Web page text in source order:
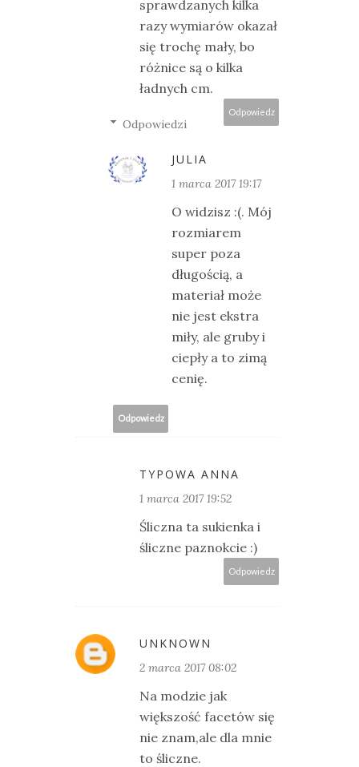
sprawdzanych kilka
razy wymiarów okazał
się trochę mały, bo
różnice są o kilka
ładnych cm.
Odpowiedz
Odpowiedzi
JULIA
1 marca 2017 19:17
O widzisz :(. Mój
rozmiarem
super poza
długością, a
materiał może
nie jest ekstra
miły, ale gruby i
ciepły a to zimą
cenię.
Odpowiedz
TYPOWA ANNA
1 marca 2017 19:52
Śliczna ta sukienka i
śliczne paznokcie :)
Odpowiedz
UNKNOWN
2 marca 2017 08:02
Na modzie jak
większość facetów się
nie znam,ale dla mnie
to śliczne.